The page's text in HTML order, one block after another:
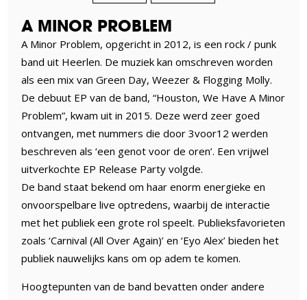
A MINOR PROBLEM
A Minor Problem, opgericht in 2012, is een rock / punk
band uit Heerlen. De muziek kan omschreven worden
als een mix van Green Day, Weezer & Flogging Molly.
De debuut EP van de band, “Houston, We Have A Minor
Problem”, kwam uit in 2015. Deze werd zeer goed
ontvangen, met nummers die door 3voor12 werden
beschreven als ‘een genot voor de oren’. Een vrijwel
uitverkochte EP Release Party volgde.
De band staat bekend om haar enorm energieke en
onvoorspelbare live optredens, waarbij de interactie
met het publiek een grote rol speelt. Publieksfavorieten
zoals ‘Carnival (All Over Again)’ en ‘Eyo Alex’ bieden het
publiek nauwelijks kans om op adem te komen.
Hoogtepunten van de band bevatten onder andere